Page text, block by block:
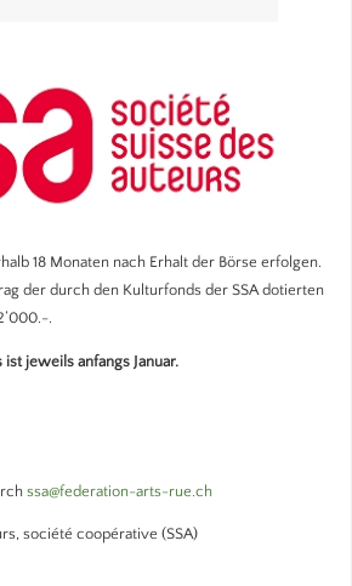
18 Monaten nach Erhalt der Börse erfolgen.
der durch den Kulturfonds der SSA dotierten
.
jeweils anfangs Januar.
ssa@federation-arts-rue.ch
société coopérative (SSA)